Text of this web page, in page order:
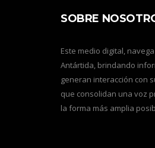
SOBRE
Este medio digital,
Antártida, brindando
generan interacción con
que consolidan una voz
la forma más amplia